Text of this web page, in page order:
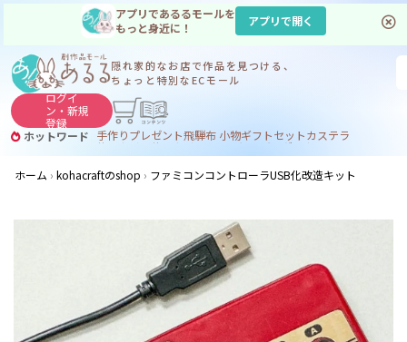
アプリであるるモールを
もっと身近に！
アプリで開く
隠れ家的なお店で作品を見つける、
ちょっと特別なECモール
ログイ
ン・新規
登録
ホットワード 手作りプレゼント飛騨布 小物ギフトセットカステラ
サヌカイト コーヒー
ジンギスカン
ホーム
kohacraftのshop ファミコンコントローラUSB化改造キット